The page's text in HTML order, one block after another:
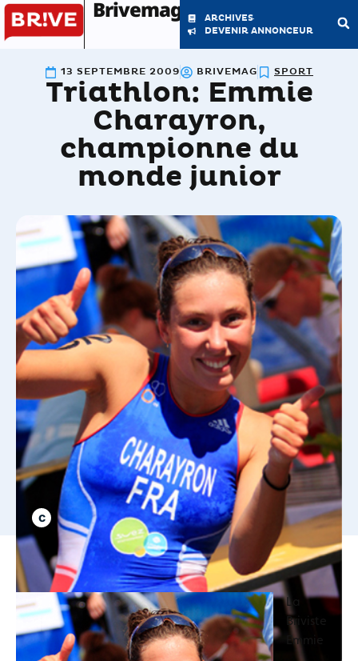
Brivemag'
ARCHIVES
DEVENIR ANNONCEUR
13 SEPTEMBRE 2009 BRIVEMAG SPORT
Triathlon: Emmie
Charayron,
championne du
monde junior
La
Briviste
Emmie